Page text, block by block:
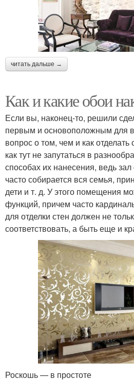
читать дальше →
Как и какие обои
Если вы, наконец-то, решили
первым и основоположным для
вопрос о том, чем и как
как тут не запутаться в
способах их нанесения, ведь
часто собирается вся семья,
дети и т. д. У этого помещения
функций, причем часто
для отделки стен должен не
соответствовать, а быть еще и
Роскошь — в простоте